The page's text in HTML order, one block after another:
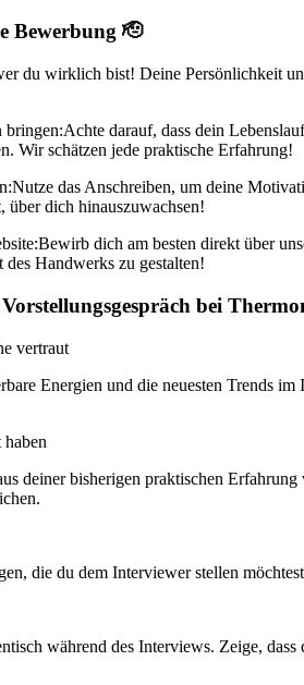
Bewerbung 🫡
du wirklich bist! Deine Persönlichkeit
bringen:Achte darauf, dass dein
Wir schätzen jede praktische Erfahrung!
Nutze das Anschreiben, um deine
über dich hinauszuwachsen!
Bewirb dich am besten direkt über
Handwerks zu gestalten!
bei
vertraut
Energien und die neuesten Trends
haben
deiner bisherigen praktischen
die du dem Interviewer stellen
während des Interviews. Zeige,